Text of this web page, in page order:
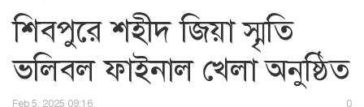
শিবপুরে শহীদ জিয়া স্মৃতি
ভলিবল ফাইনাল খেলা অনুষ্ঠিত
Feb 5, 2025 09:16 0